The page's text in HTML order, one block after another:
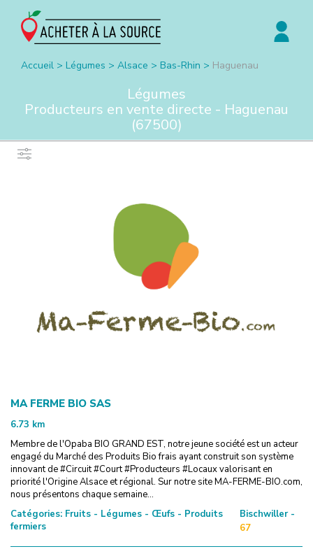
Accueil > Légumes > Alsace > Bas-Rhin > Haguenau
Légumes
Producteurs en vente directe - Haguenau
(67500)
MA FERME BIO SAS
6.73 km
Membre de l'Opaba BIO GRAND EST, notre jeune société est un acteur
engagé du Marché des Produits Bio frais ayant construit son système
innovant de #Circuit #Court #Producteurs #Locaux valorisant en
priorité l'Origine Alsace et régional. Sur notre site MA-FERME-BIO.com,
nous présentons chaque semaine...
Catégories: Fruits - Légumes - Œufs - Produits
fermiers
Bischwiller -
67